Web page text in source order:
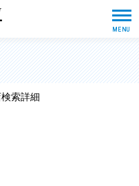
索詳細